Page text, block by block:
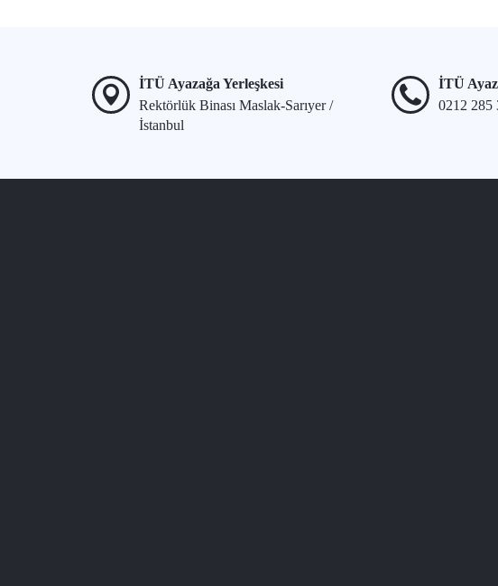
İTÜ Ayazağa Yerleşkesi
Rektörlük Binası Maslak-Sarıyer /
İstanbul
İTÜ
0212 285